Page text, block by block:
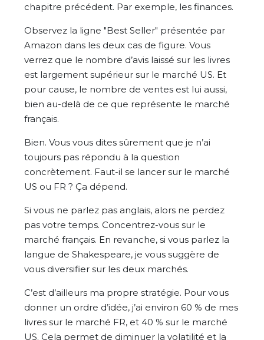
chapitre précédent. Par exemple, les finances.
Observez la ligne "Best Seller" présentée par
Amazon dans les deux cas de figure. Vous
verrez que le nombre d’avis laissé sur les livres
est largement supérieur sur le marché US. Et
pour cause, le nombre de ventes est lui aussi,
bien au-delà de ce que représente le marché
français.
Bien. Vous vous dites sûrement que je n’ai
toujours pas répondu à la question
concrètement. Faut-il se lancer sur le marché
US ou FR ? Ça dépend.
Si vous ne parlez pas anglais, alors ne perdez
pas votre temps. Concentrez-vous sur le
marché français. En revanche, si vous parlez la
langue de Shakespeare, je vous suggère de
vous diversifier sur les deux marchés.
C’est d’ailleurs ma propre stratégie. Pour vous
donner un ordre d’idée, j’ai environ 60 % de mes
livres sur le marché FR, et 40 % sur le marché
US. Cela permet de diminuer la volatilité et la